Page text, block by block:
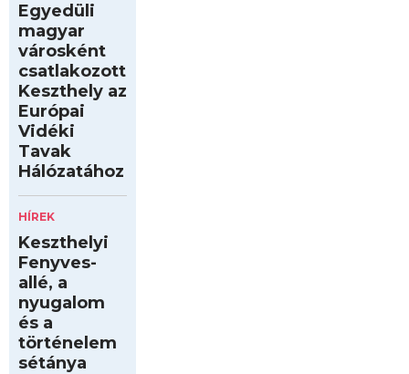
Egyedüli
magyar
városként
csatlakozott
Keszthely az
Európai
Vidéki
Tavak
Hálózatához
HÍREK
Keszthelyi
Fenyves-
allé, a
nyugalom
és a
történelem
sétánya